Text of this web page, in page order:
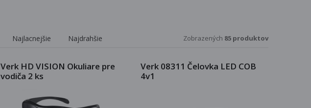
Najlacnejšie Najdrahšie Zobrazených 85 produktov
Verk HD VISION Okuliare pre
vodiča 2 ks
Verk 08311 Čelovka LED COB
4v1